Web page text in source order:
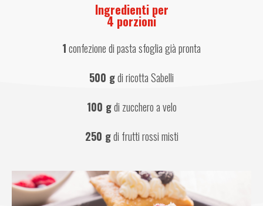
Ingredienti per
4 porzioni
1 confezione di pasta sfoglia già pronta
500 g di ricotta Sabelli
100 g di zucchero a velo
250 g di frutti rossi misti